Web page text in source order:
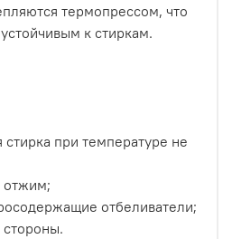
термопрессом, что
к стиркам.
при температуре не
отжим;
отбеливатели;
стороны.